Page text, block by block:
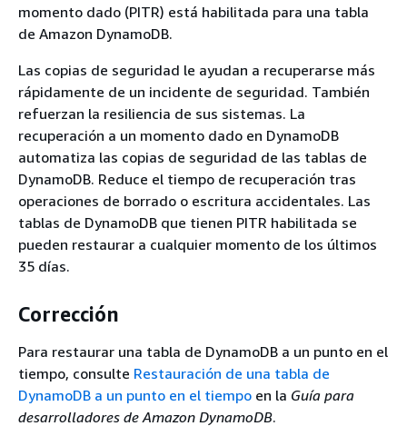
momento dado (PITR) está habilitada para una tabla
de Amazon DynamoDB.
Las copias de seguridad le ayudan a recuperarse más
rápidamente de un incidente de seguridad. También
refuerzan la resiliencia de sus sistemas. La
recuperación a un momento dado en DynamoDB
automatiza las copias de seguridad de las tablas de
DynamoDB. Reduce el tiempo de recuperación tras
operaciones de borrado o escritura accidentales. Las
tablas de DynamoDB que tienen PITR habilitada se
pueden restaurar a cualquier momento de los últimos
35 días.
Corrección
Para restaurar una tabla de DynamoDB a un punto en el
tiempo, consulte Restauración de una tabla de
DynamoDB a un punto en el tiempo en la Guía para
desarrolladores de Amazon DynamoDB.